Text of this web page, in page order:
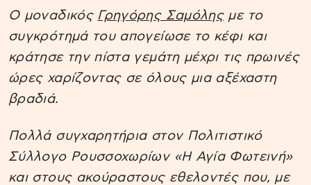
Ο μοναδικός Γρηγόρης Σαμόληςμε το
συγκρότημά του απογείωσε το κέφι και
κράτησε την πίστα γεμάτη μέχρι τις πρωινές
ώρες χαρίζοντας σε όλους μια αξέχαστη
βραδιά.
Πολλά συγχαρητήρια στον Πολιτιστικό
Σύλλογο Ρουσσοχωρίων «Η Αγία Φωτεινή»
και στους ακούραστους εθελοντές που, με